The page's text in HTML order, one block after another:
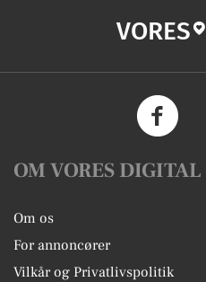
VORES
OM VORES DIGITAL
Om os
For annoncører
Vilkår og Privatlivspolitik